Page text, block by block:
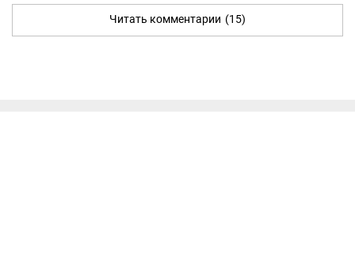
Читать комментарии (15)